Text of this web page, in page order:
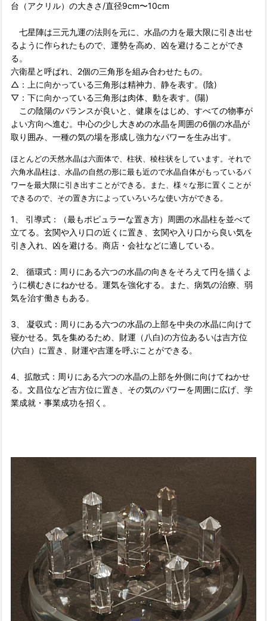
台（アクリル）の大きさ/直径9cm〜10cm
七星陣は三元九運の法則を元に、水晶の力を最大限に引き出せ
るように作られたもので、運勢を高め、凶を避けることができ
る。
六衛星と呼ばれ、2個の三角形を組み合わせたもの。
△：上に向かっている三角形は精神力、静を表す。(陰)
▽：下に向かっている三角形は肉体、動を表す。(陽)
この陰陽のバランスが良いと、健康をはじめ、すべての物事が
よい方向へ進む。中心の少し大きめの水晶を周囲の6個の水晶が
取り囲み、一種の気の場を形成し強力なパワーを生み出す。
ほとんどの天然水晶は六面体で、柱状、稜柱状をしています。それで
六角水晶柱は、水晶の自然の形に最も近ので水晶自体がもっているパ
ワーを最大限に引き出すことができる。また、様々な形に置くことが
できるので、その置き方によっていろいろな使い方ができる。
1、 引導式：（最もポピュラーな置き方）周囲の水晶柱を並べて
立てる。玄関や入り口の近くに置き、玄関や入り口から良い気を
引き入れ、凶を避ける。商店・会社などに適している。
2、 循環式：周りにある六つの水晶の向きをそろえて円を描くよ
うに横むきにねかせる。運気を強化する。また、病気の治療、弱
気を治す働きもある。
3、 凝収式：周りにある六つの水晶の上部を中央の水晶に向けて
寝かせる。気を集めるため、財運（八白)の方位あるいは吉方位
(六白）に置き、財運や吉運を呼ぶことができる。
4、拡散式：周りにある六つの水晶の上部を外側に向けてねかせ
る。文昌位など吉方位に置き、その気のパワーを周囲に広げ、学
業成就・事業成功を招く。